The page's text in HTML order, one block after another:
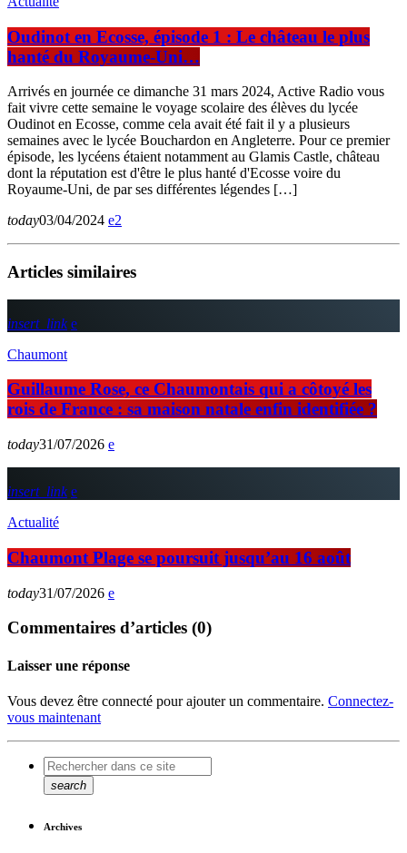
Oudinot en Ecosse, épisode 1 : Le château le plus
hanté du Royaume-Uni…
Arrivés en journée ce dimanche 31 mars 2024, Active Radio vous
fait vivre cette semaine le voyage scolaire des élèves du lycée
Oudinot en Ecosse, comme cela avait été fait il y a plusieurs
semaines avec le lycée Bouchardon en Angleterre. Pour ce premier
épisode, les lycéens étaient notamment au Glamis Castle, château
dont la réputation est d'être le plus hanté d'Ecosse voire du
Royaume-Uni, de par ses différentes légendes […]
today03/04/2024 2
Articles similaires
insert_link
Chaumont
Guillaume Rose, ce Chaumontais qui a côtoyé les
rois de France : sa maison natale enfin identifiée ?
today31/07/2026
insert_link
Actualité
Chaumont Plage se poursuit jusqu’au 16 août
today31/07/2026
Commentaires d’articles (0)
Laisser une réponse
Vous devez être connecté pour ajouter un commentaire. Connectez-
vous maintenant
search
Archives